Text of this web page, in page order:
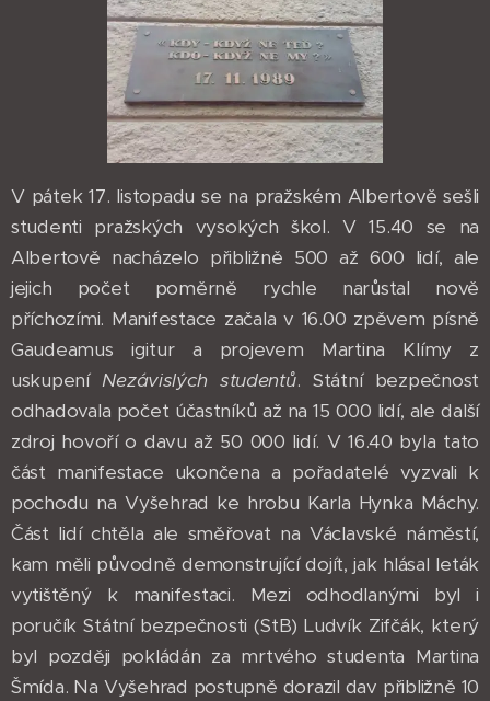
V pátek 17. listopadu se na pražském Albertově sešli
studenti pražských vysokých škol. V 15.40 se na
Albertově nacházelo přibližně 500 až 600 lidí, ale
jejich počet poměrně rychle narůstal nově
příchozími. Manifestace začala v 16.00 zpěvem písně
Gaudeamus igitur a projevem Martina Klímy z
uskupeníNezávislých studentů. Státní bezpečnost
odhadovala počet účastníků až na 15 000 lidí, ale další
zdroj hovoří o davu až 50 000 lidí. V 16.40 byla tato
část manifestace ukončena a pořadatelé vyzvali k
pochodu na Vyšehrad ke hrobu Karla Hynka Máchy.
Část lidí chtěla ale směřovat na Václavské náměstí,
kam měli původně demonstrující dojít, jak hlásal leták
vytištěný k manifestaci. Mezi odhodlanými byl i
poručík Státní bezpečnosti (StB) Ludvík Zifčák, který
byl později pokládán za mrtvého studenta Martina
Šmída. Na Vyšehrad postupně dorazil dav přibližně 10